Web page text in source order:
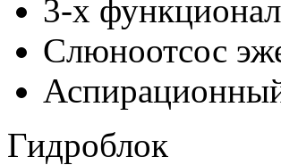
3-х
Слюноотсос
Гидроблок